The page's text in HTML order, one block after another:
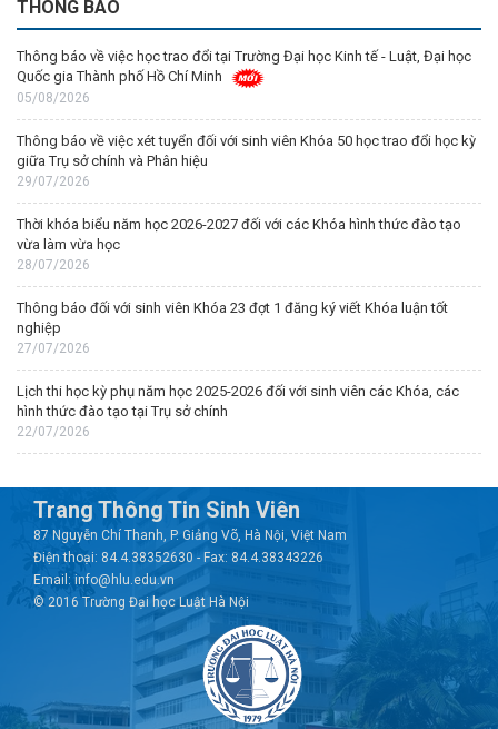
THÔNG BÁO
Thông báo về việc học trao đổi tại Trường Đại học Kinh tế - Luật, Đại học
Quốc gia Thành phố Hồ Chí Minh
05/08/2026
Thông báo về việc xét tuyển đối với sinh viên Khóa 50 học trao đổi học kỳ
giữa Trụ sở chính và Phân hiệu
29/07/2026
Thời khóa biểu năm học 2026-2027 đối với các Khóa hình thức đào tạo
vừa làm vừa học
28/07/2026
Thông báo đối với sinh viên Khóa 23 đợt 1 đăng ký viết Khóa luận tốt
nghiệp
27/07/2026
Lịch thi học kỳ phụ năm học 2025-2026 đối với sinh viên các Khóa, các
hình thức đào tạo tại Trụ sở chính
22/07/2026
Trang Thông Tin Sinh Viên
87 Nguyễn Chí Thanh, P. Giảng Võ, Hà Nội, Việt Nam
Điện thoại: 84.4.38352630 - Fax: 84.4.38343226
Email: info@hlu.edu.vn
© 2016 Trường Đại học Luật Hà Nội